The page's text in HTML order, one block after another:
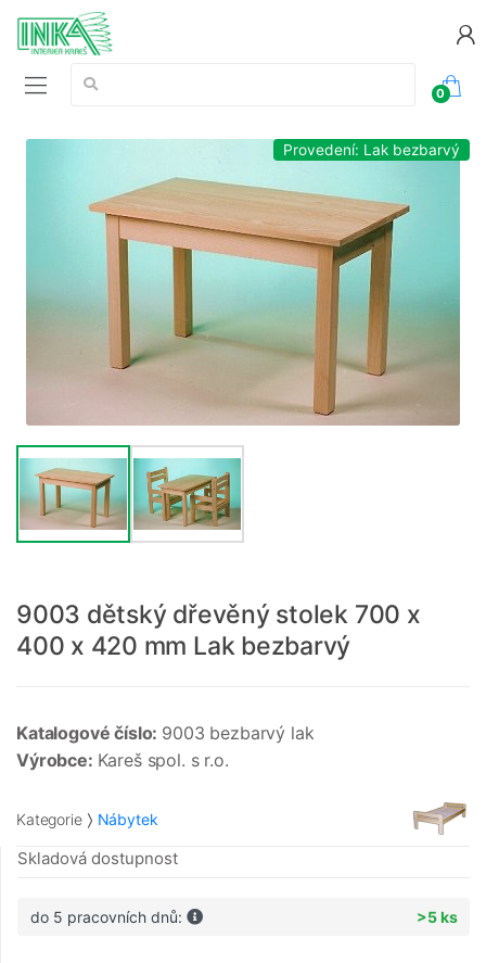
Vyhledávání:
0
Provedení: Lak bezbarvý
9003 dětský dřevěný stolek 700 x
400 x 420 mm Lak bezbarvý
Katalogové číslo: 9003 bezbarvý lak
Výrobce: Kareš spol. s r.o.
Kategorie Nábytek
Skladová dostupnost
do 5 pracovních dnů: >5 ks